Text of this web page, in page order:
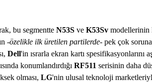
bu segmentte N53S ve K53Sv modellerinin
-özelikle ilk üretilen partilerde- pek çok
Dell'in ısrarla ekran kartı spesifikasyonlarını
konumlandırdığı RF511 serisinin daha
olması, LG'nin ulusal teknoloji